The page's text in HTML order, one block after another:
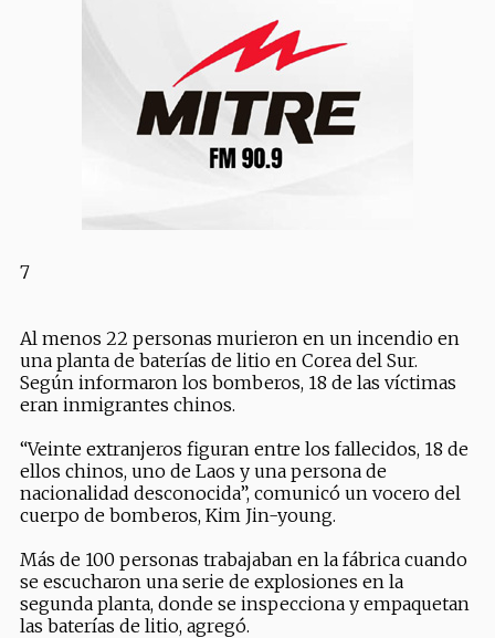
7
Al menos 22 personas murieron en un incendio en
una planta de baterías de litio en Corea del Sur.
Según informaron los bomberos, 18 de las víctimas
eran inmigrantes chinos.
“Veinte extranjeros figuran entre los fallecidos, 18 de
ellos chinos, uno de Laos y una persona de
nacionalidad desconocida”, comunicó un vocero del
cuerpo de bomberos, Kim Jin-young.
Más de 100 personas trabajaban en la fábrica cuando
se escucharon una serie de explosiones en la
segunda planta, donde se inspecciona y empaquetan
las baterías de litio, agregó.